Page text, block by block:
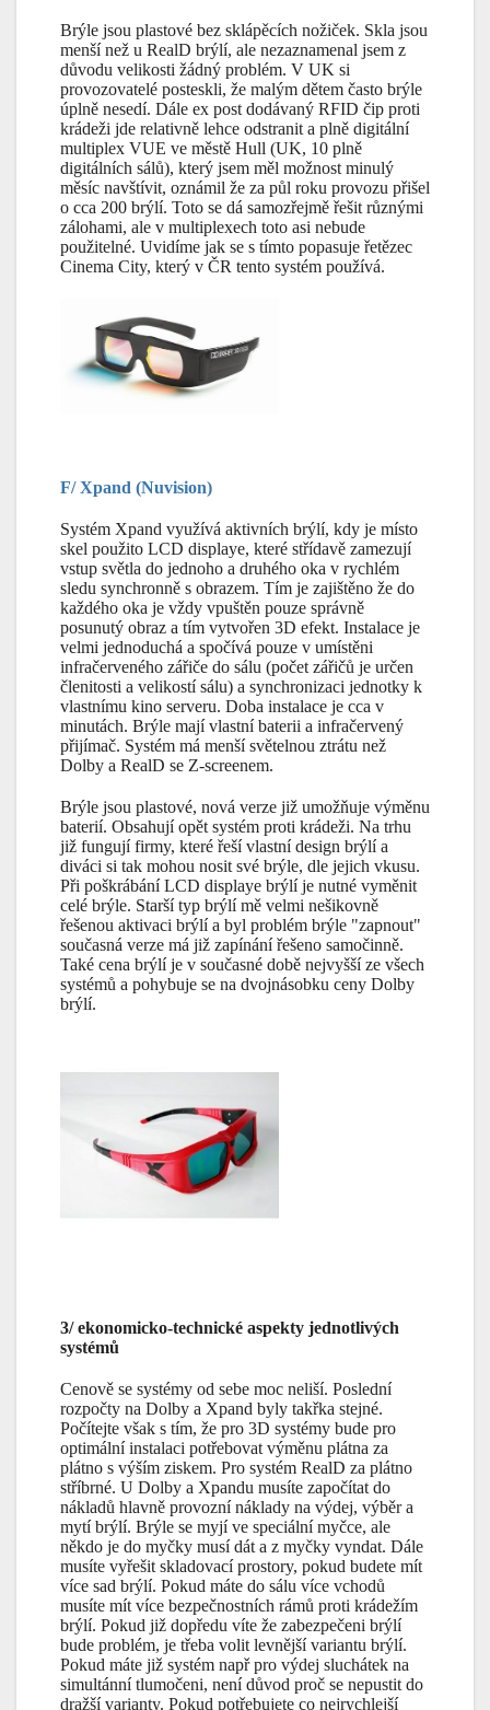
Brýle jsou plastové bez sklápěcích nožiček. Skla jsou
menší než u RealD brýlí, ale nezaznamenal jsem z
důvodu velikosti žádný problém. V UK si
provozovatelé posteskli, že malým dětem často brýle
úplně nesedí. Dále ex post dodávaný RFID čip proti
krádeži jde relativně lehce odstranit a plně digitální
multiplex VUE ve městě Hull (UK, 10 plně
digitálních sálů), který jsem měl možnost minulý
měsíc navštívit, oznámil že za půl roku provozu přišel
o cca 200 brýlí. Toto se dá samozřejmě řešit různými
zálohami, ale v multiplexech toto asi nebude
použitelné. Uvidíme jak se s tímto popasuje řetězec
Cinema City, který v ČR tento systém používá.
F/ Xpand (Nuvision)
Systém Xpand využívá aktivních brýlí, kdy je místo
skel použito LCD displaye, které střídavě zamezují
vstup světla do jednoho a druhého oka v rychlém
sledu synchronně s obrazem. Tím je zajištěno že do
každého oka je vždy vpuštěn pouze správně
posunutý obraz a tím vytvořen 3D efekt. Instalace je
velmi jednoduchá a spočívá pouze v umístěni
infračerveného zářiče do sálu (počet zářičů je určen
členitosti a velikostí sálu) a synchronizaci jednotky k
vlastnímu kino serveru. Doba instalace je cca v
minutách. Brýle mají vlastní baterii a infračervený
přijímač. Systém má menší světelnou ztrátu než
Dolby a RealD se Z-screenem.
Brýle jsou plastové, nová verze již umožňuje výměnu
baterií. Obsahují opět systém proti krádeži. Na trhu
již fungují firmy, které řeší vlastní design brýlí a
diváci si tak mohou nosit své brýle, dle jejich vkusu.
Při poškrábání LCD displaye brýlí je nutné vyměnit
celé brýle. Starší typ brýlí mě velmi nešikovně
řešenou aktivaci brýlí a byl problém brýle "zapnout"
současná verze má již zapínání řešeno samočinně.
Také cena brýlí je v současné době nejvyšší ze všech
systémů a pohybuje se na dvojnásobku ceny Dolby
brýlí.
3/ ekonomicko-technické aspekty jednotlivých
systémů
Cenově se systémy od sebe moc neliší. Poslední
rozpočty na Dolby a Xpand byly takřka stejné.
Počítejte však s tím, že pro 3D systémy bude pro
optimální instalaci potřebovat výměnu plátna za
plátno s výším ziskem. Pro systém RealD za plátno
stříbrné. U Dolby a Xpandu musíte započítat do
nákladů hlavně provozní náklady na výdej, výběr a
mytí brýlí. Brýle se myjí ve speciální myčce, ale
někdo je do myčky musí dát a z myčky vyndat. Dále
musíte vyřešit skladovací prostory, pokud budete mít
více sad brýlí. Pokud máte do sálu více vchodů
musíte mít více bezpečnostních rámů proti krádežím
brýlí. Pokud již dopředu víte že zabezpečeni brýlí
bude problém, je třeba volit levnější variantu brýlí.
Pokud máte již systém např pro výdej sluchátek na
simultánní tlumočeni, není důvod proč se nepustit do
dražší varianty. Pokud potřebujete co nejrychlejší